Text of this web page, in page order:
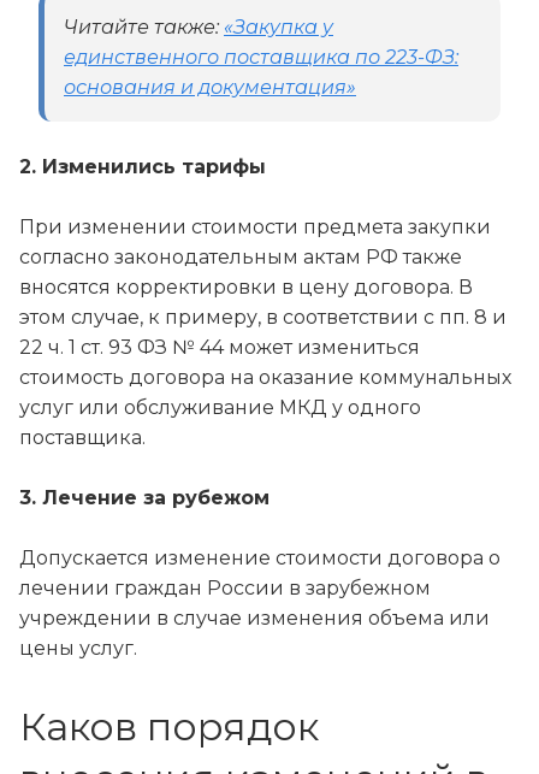
Читайте также: «Закупка у
единственного поставщика по 223-ФЗ:
основания и документация»
2. Изменились тарифы
При изменении стоимости предмета закупки
согласно законодательным актам РФ также
вносятся корректировки в цену договора. В
этом случае, к примеру, в соответствии с пп. 8 и
22 ч. 1 ст. 93 ФЗ № 44 может измениться
стоимость договора на оказание коммунальных
услуг или обслуживание МКД у одного
поставщика.
3. Лечение за рубежом
Допускается изменение стоимости договора о
лечении граждан России в зарубежном
учреждении в случае изменения объема или
цены услуг.
Каков порядок